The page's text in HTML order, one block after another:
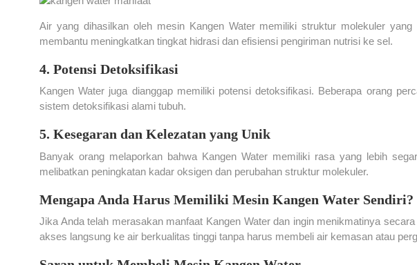
Air yang dihasilkan oleh mesin Kangen Water memiliki struktur molekuler
membantu meningkatkan tingkat hidrasi dan efisiensi pengiriman nutrisi ke sel.
4. Potensi Detoksifikasi
Kangen Water juga dianggap memiliki potensi detoksifikasi. Beberapa orang
sistem detoksifikasi alami tubuh.
5. Kesegaran dan Kelezatan yang Unik
Banyak orang melaporkan bahwa Kangen Water memiliki rasa yang lebih
melibatkan peningkatan kadar oksigen dan perubahan struktur molekuler.
Mengapa Anda Harus Memiliki Mesin Kangen Water Sendiri?
Jika Anda telah merasakan manfaat Kangen Water dan ingin menikmatinya
akses langsung ke air berkualitas tinggi tanpa harus membeli air kemasan atau